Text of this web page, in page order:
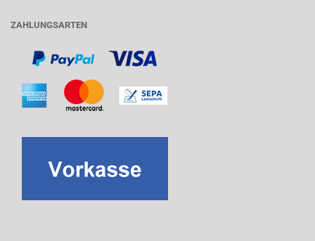
ZAHLUNGSARTEN